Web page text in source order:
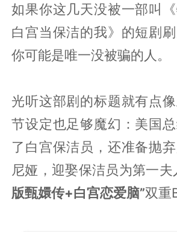
如果你这几天没被一部叫
白宫当保洁的我》的短剧
你可能是唯一没被骗的人。
光听这部剧的标题就有点
节设定也足够魔幻：美国
了白宫保洁员，还准备抛
尼娅，迎娶保洁员为第一夫
版甄嬛传+白宫恋爱脑”双重